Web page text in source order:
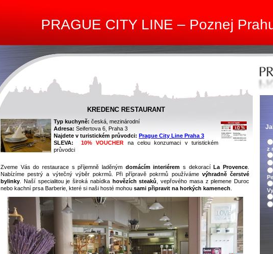
PRAGUE CITY LINE – Poznej
KREDENC RESTAURANT
Typ kuchyně: česká, mezinárodní
Adresa: Seifertova 6, Praha 3
Najdete v turistickém průvodci: Prague City Line Praha 3
SLEVA:
10% VOUCHER na celou konzumaci v turistickém
průvodci
Zveme Vás do restaurace s příjemně laděným domácím interiérem s dekoracíLa Provence
Nabízíme pestrý a výtečný výběr pokrmů. Při přípravě pokrmů používáme výhradně čerstvé
bylinky . Naší specialitou je široká nabídka hovězích steaků
, vepřového masa z plemene Duroc
nebo kachní prsa Barberie, které si naši hosté mohou sami připravit na horkých kamenech
z